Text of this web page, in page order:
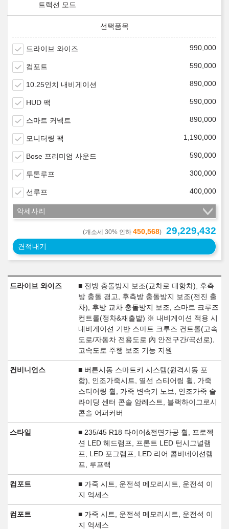
트랙션 모드
드라이브 와이즈 990,000
컴포트 590,000
10.25인치 내비게이션 890,000
HUD 팩 590,000
스마트 커넥트 890,000
모니터링 팩 1,190,000
Bose 프리미엄 사운드 590,000
투톤루프 300,000
선루프 400,000
악세사리
(개소세 30% 인하 450,568) 29,229,432
견적내기
드라이브 와이즈
■ 전방 충돌방지 보조(교차로 대항차), 후측
방 충돌 경고, 후측방 충돌방지 보조(전진 출
차), 후방 교차 충돌방지 보조, 스마트 크루즈
컨트롤(정차&재출발) ※ 내비게이션 적용 시
내비게이션 기반 스마트 크루즈 컨트롤(고속
도로/자동차 전용도로 內 안전구간/곡선로),
고속도로 주행 보조 기능 지원
컨비니언스
■ 버튼시동 스마트키 시스템(원격시동 포
함), 인조가죽시트, 열선 스티어링 휠, 가죽
스티어링 휠, 가죽 변속기 노브, 인조가죽 슬
라이딩 센터 콘솔 암레스트, 블랙하이그로시
콘솔 어퍼커버
스타일
■ 235/45 R18 타이어&전면가공 휠, 프로젝
션 LED 헤드램프, 프론트 LED 턴시그널램
프, LED 포그램프, LED 리어 콤비네이션램
프, 루프랙
컴포트
■ 가죽 시트, 운전석 메모리시트, 운전석 이
지 억세스
컴포트
■ 가죽 시트, 운전석 메모리시트, 운전석 이
지 억세스